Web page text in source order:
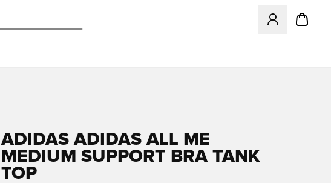
Åpner en
ADIDAS ADIDAS ALL ME
MEDIUM SUPPORT BRA TANK
TOP